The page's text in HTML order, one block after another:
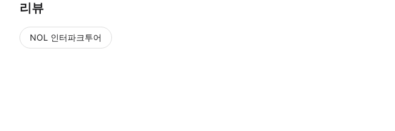
리뷰
NOL 인터파크투어